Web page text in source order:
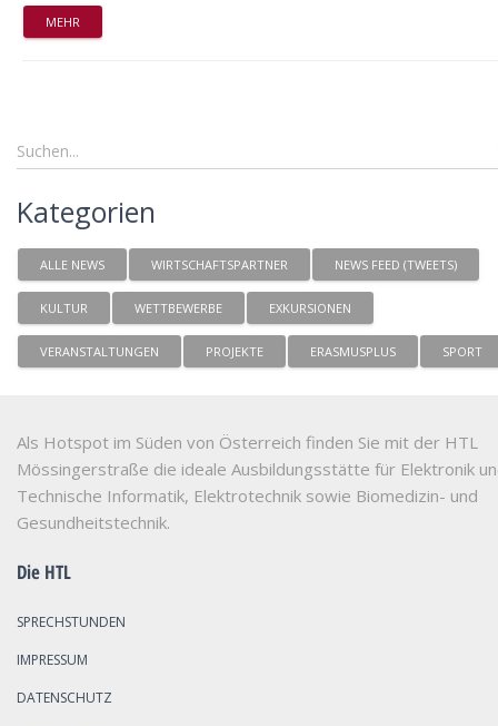
MEHR
Kategorien
ALLE NEWS WIRTSCHAFTSPARTNER NEWS FEED (TWEETS)
KULTUR WETTBEWERBE EXKURSIONEN
VERANSTALTUNGEN PROJEKTE ERASMUSPLUS SPORT
Als Hotspot im Süden von Österreich finden Sie mit der HTL
Mössingerstraße die ideale Ausbildungsstätte für Elektronik
Technische Informatik, Elektrotechnik sowie Biomedizin- und
Gesundheitstechnik.
Die HTL
SPRECHSTUNDEN
IMPRESSUM
DATENSCHUTZ